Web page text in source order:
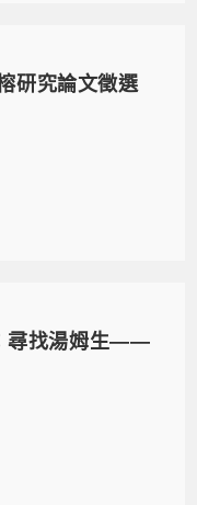
研究論文徵選
尋找湯姆生——